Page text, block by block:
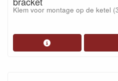
Klem voor montage op de ketel